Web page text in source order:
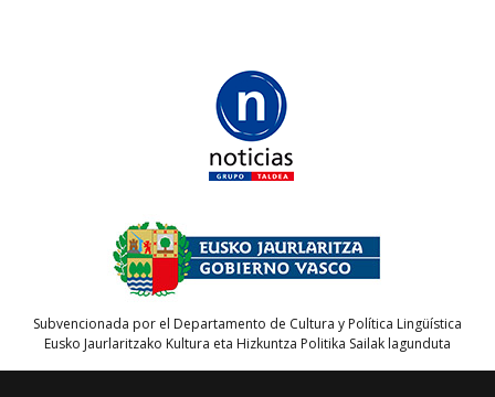
Subvencionada por el Departamento de Cultura y Política Lingüística
Eusko Jaurlaritzako Kultura eta Hizkuntza Politika Sailak lagunduta